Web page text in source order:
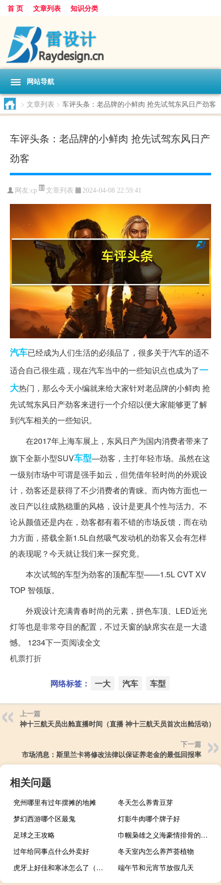
首 页 文章列表 知识分类
网站导航
> 文章列表 > 车评头条：老品牌的小鲜肉 抢先试驾东风日产劲客
车评头条：老品牌的小鲜肉 抢先试驾东风日产
劲客
网友:cp 文章列表 2024-04-08 22:59:41
汽车已经成为人们生活的必须品了，很多关于汽车的适不
适合自己很生疏，现在汽车当中的一些知识点也成为了一
大热门，那么今天小编就来给大家针对老品牌的小鲜肉 抢
先试驾东风日产劲客来进行一个介绍以便大家能够更了解
到汽车相关的一些知识。
在2017年上海车展上，东风日产为国内消费者带来了
旗下全新小型SUV车型—劲客，主打年轻市场。虽然在这
一级别市场中可谓是强手如云，但凭借年轻时尚的外观设
计，劲客还是获得了不少消费者的青睐。而内饰方面也一
改日产以往成熟稳重的风格，设计是更具个性与活力。不
论从颜值还是内在，劲客都有着不错的市场反馈，而在动
力方面，搭载全新1.5L自然吸气发动机的劲客又会有怎样
的表现呢？今天就让我们来一探究竟。
本次试驾的车型为劲客的顶配车型——1.5L CVT XV
TOP 智领版。
外观设计充满青春时尚的元素，拼色车顶、LED近光
灯等也是非常夺目的配置，不过天窗的缺席实在是一大遗
憾。 1234下一页阅读全文
机票打折
网络标签： 一大 汽车 车型
上一篇
神十三航天员出舱直播时间（直播 神十三航天员首次出舱活动）
下一篇
市场消息：斯里兰卡将修改法律以保证养老金的最低回报率
相关问题
兖州哪里有过年摆摊的地摊
冬天怎么养青豆芽
梦幻西游哪个区最鬼
灯影牛肉哪个牌子好
足球之王攻略
巾帼枭雄之义海豪情排骨的奶奶 巾帼枭雄之义海豪情主题曲
过年给同事点什么外卖好
冬天室内怎么养芦荟植物
虎牙上好佳和寒冰怎么了（虎牙上好佳怎么）
端午节和元宵节放假几天